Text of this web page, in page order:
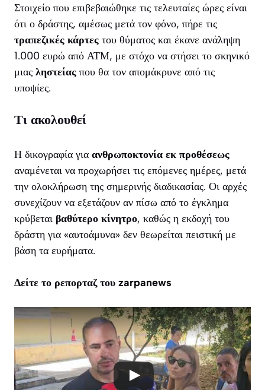
Στοιχείο που επιβεβαιώθηκε τις τελευταίες ώρες είναι
ότι ο δράστης, αμέσως μετά τον φόνο, πήρε τις
τραπεζικές κάρτες του θύματος και έκανε ανάληψη
1.000 ευρώ από ΑΤΜ, με στόχο να στήσει το σκηνικό
μιας ληστείας που θα τον απομάκρυνε από τις
υποψίες.
Τι ακολουθεί
Η δικογραφία για ανθρωποκτονία εκ προθέσεως
αναμένεται να προχωρήσει τις επόμενες ημέρες, μετά
την ολοκλήρωση της σημερινής διαδικασίας. Οι αρχές
συνεχίζουν να εξετάζουν αν πίσω από το έγκλημα
κρύβεται βαθύτερο κίνητρο, καθώς η εκδοχή του
δράστη για «αυτοάμυνα» δεν θεωρείται πειστική με
βάση τα ευρήματα.
Δείτε το ρεπορταζ του zarpanews